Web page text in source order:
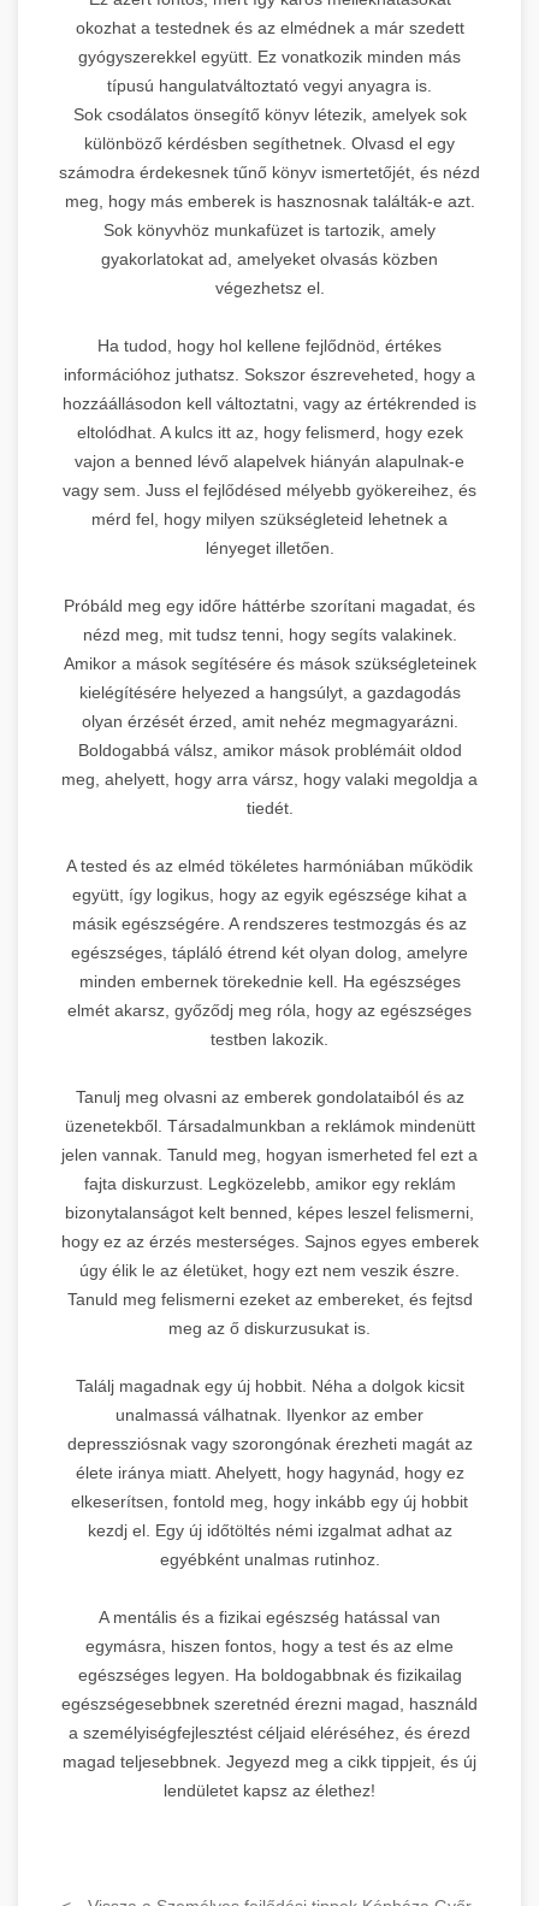
okozhat a testednek és az elmédnek a már szedett
gyógyszerekkel együtt. Ez vonatkozik minden más
típusú hangulatváltoztató vegyi anyagra is.
Sok csodálatos önsegítő könyv létezik, amelyek sok
különböző kérdésben segíthetnek. Olvasd el egy
számodra érdekesnek tűnő könyv ismertetőjét, és nézd
meg, hogy más emberek is hasznosnak találták-e azt.
Sok könyvhöz munkafüzet is tartozik, amely
gyakorlatokat ad, amelyeket olvasás közben
végezhetsz el.
Ha tudod, hogy hol kellene fejlődnöd, értékes
információhoz juthatsz. Sokszor észreveheted, hogy a
hozzáállásodon kell változtatni, vagy az értékrended is
eltolódhat. A kulcs itt az, hogy felismerd, hogy ezek
vajon a benned lévő alapelvek hiányán alapulnak-e
vagy sem. Juss el fejlődésed mélyebb gyökereihez, és
mérd fel, hogy milyen szükségleteid lehetnek a
lényeget illetően.
Próbáld meg egy időre háttérbe szorítani magadat, és
nézd meg, mit tudsz tenni, hogy segíts valakinek.
Amikor a mások segítésére és mások szükségleteinek
kielégítésére helyezed a hangsúlyt, a gazdagodás
olyan érzését érzed, amit nehéz megmagyarázni.
Boldogabbá válsz, amikor mások problémáit oldod
meg, ahelyett, hogy arra vársz, hogy valaki megoldja a
tiedét.
A tested és az elméd tökéletes harmóniában működik
együtt, így logikus, hogy az egyik egészsége kihat a
másik egészségére. A rendszeres testmozgás és az
egészséges, tápláló étrend két olyan dolog, amelyre
minden embernek törekednie kell. Ha egészséges
elmét akarsz, győződj meg róla, hogy az egészséges
testben lakozik.
Tanulj meg olvasni az emberek gondolataiból és az
üzenetekből. Társadalmunkban a reklámok mindenütt
jelen vannak. Tanuld meg, hogyan ismerheted fel ezt a
fajta diskurzust. Legközelebb, amikor egy reklám
bizonytalanságot kelt benned, képes leszel felismerni,
hogy ez az érzés mesterséges. Sajnos egyes emberek
úgy élik le az életüket, hogy ezt nem veszik észre.
Tanuld meg felismerni ezeket az embereket, és fejtsd
meg az ő diskurzusukat is.
Találj magadnak egy új hobbit. Néha a dolgok kicsit
unalmassá válhatnak. Ilyenkor az ember
depressziósnak vagy szorongónak érezheti magát az
élete iránya miatt. Ahelyett, hogy hagynád, hogy ez
elkeserítsen, fontold meg, hogy inkább egy új hobbit
kezdj el. Egy új időtöltés némi izgalmat adhat az
egyébként unalmas rutinhoz.
A mentális és a fizikai egészség hatással van
egymásra, hiszen fontos, hogy a test és az elme
egészséges legyen. Ha boldogabbnak és fizikailag
egészségesebbnek szeretnéd érezni magad, használd
a személyiségfejlesztést céljaid eléréséhez, és érezd
magad teljesebbnek. Jegyezd meg a cikk tippjeit, és új
lendületet kapsz az élethez!